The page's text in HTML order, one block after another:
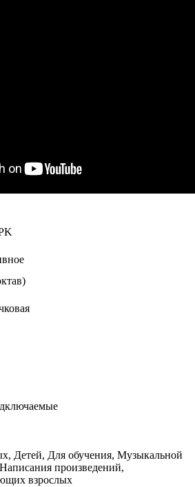
Детей, Для обучения, Музыкальной
произведений,
взрослых